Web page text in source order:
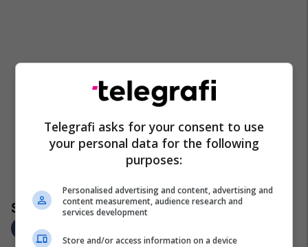
Telegrafi asks for your consent to use
your personal data for the following
purposes:
Personalised advertising and content, advertising and
content measurement, audience research and
services development
Store and/or access information on a device